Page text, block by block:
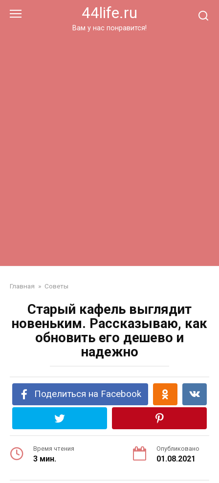
44life.ru
Вам у нас понравится!
Главная » Советы
Старый кафель выглядит
новеньким. Рассказываю, как
обновить его дешево и
надежно
Поделиться на Facebook
Время чтения
3 мин.
Опубликовано
01.08.2021